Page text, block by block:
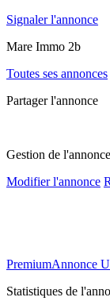
Signaler l'annonce
Mare Immo 2b
Toutes ses annonces
Partager l'annonce
Gestion de l'annonce
Modifier l'annonce
PremiumAnnonce
Statistiques de